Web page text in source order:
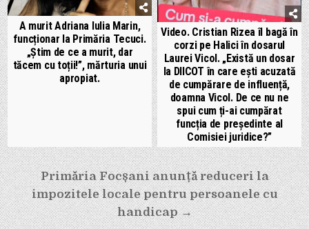
A murit Adriana Iulia Marin,
funcționar la Primăria Tecuci.
„Știm de ce a murit, dar
tăcem cu toții!”, mărturia unui
apropiat.
Video. Cristian Rizea îl bagă în
corzi pe Halici în dosarul
Laurei Vicol. „Există un dosar
la DIICOT în care ești acuzată
de cumpărare de influență,
doamna Vicol. De ce nu ne
spui cum ți-ai cumpărat
funcția de președinte al
Comisiei juridice?”
Navigare
în
articole
Primăria Focșani anunță reduceri la
impozitele locale pentru persoanele cu
handicap →